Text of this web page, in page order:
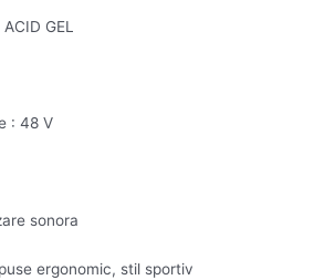
GEL
: 48 V
sonora
ergonomic, stil sportiv